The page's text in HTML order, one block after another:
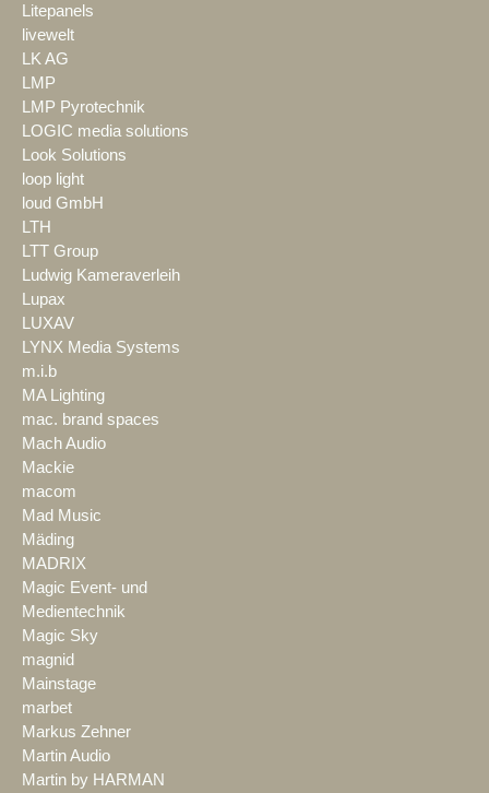
Litepanels
livewelt
LK AG
LMP
LMP Pyrotechnik
LOGIC media solutions
Look Solutions
loop light
loud GmbH
LTH
LTT Group
Ludwig Kameraverleih
Lupax
LUXAV
LYNX Media Systems
m.i.b
MA Lighting
mac. brand spaces
Mach Audio
Mackie
macom
Mad Music
Mäding
MADRIX
Magic Event- und
Medientechnik
Magic Sky
magnid
Mainstage
marbet
Markus Zehner
Martin Audio
Martin by HARMAN